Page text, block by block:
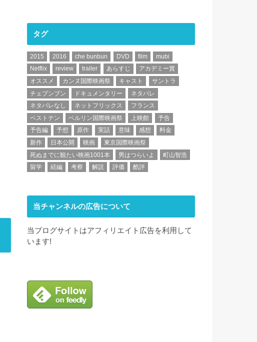
タグ
2015 2016 che bunbun DVD film
mubi
Netflix
review trailer あらすじ
アカデミー賞
オススメ
カンヌ国際映画祭 キャスト
サントラ
チェブンブン
ドキュメンタリー
ネタバレ
ネタバレなし
ネットフリックス
フランス
ベストテン
ベルリン国際映画祭 上映館
予告
予告編
予想 原作 実話 意味 感想
料金
新作
日本公開 映画
東京国際映画祭
死ぬまでに観たい映画1001本
男はつらいよ
町山智浩
留学
続編 考察 解説 評価 酷評
当チャンネルの広告について
当ブログサイトはアフィリエイト広告を利用して
います!